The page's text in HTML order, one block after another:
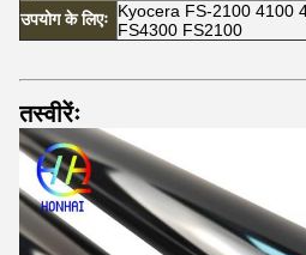
उपयोग के लिएः Kyocera FS-2100 4100
FS4300 FS2100
तस्वीरेंः